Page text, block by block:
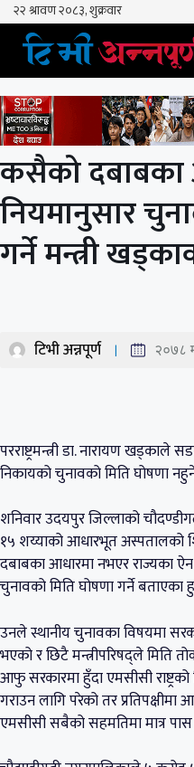
Skip
content
कसैको दबाबका
नियमानुसार
गर्ने मन्त्री
टिभी अन्नपूर्ण २०७८
परराष्ट्रमन्त्री डा. नारायण
निकायको चुनावको मिति घोषणा
शनिवार उदयपुर जिल्लाको
१५ शय्याको आधारभूत अस्पतालको
दबाबका आधारमा नभएर राज्यका
चुनावको मिति घोषणा गर्ने बताएका
उनले स्थानीय चुनावका विषयमा
भएको र छिटै मन्त्रीपरिषद्ले मिति
आफु सरकारमा हुँदा एमसीसी
गराउन लागि परेको तर
एमसीसी सबैको सहमतिमा मात्र